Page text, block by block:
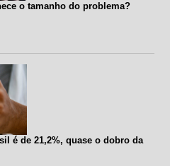
o tamanho do problema?
é de 21,2%, quase o dobro da